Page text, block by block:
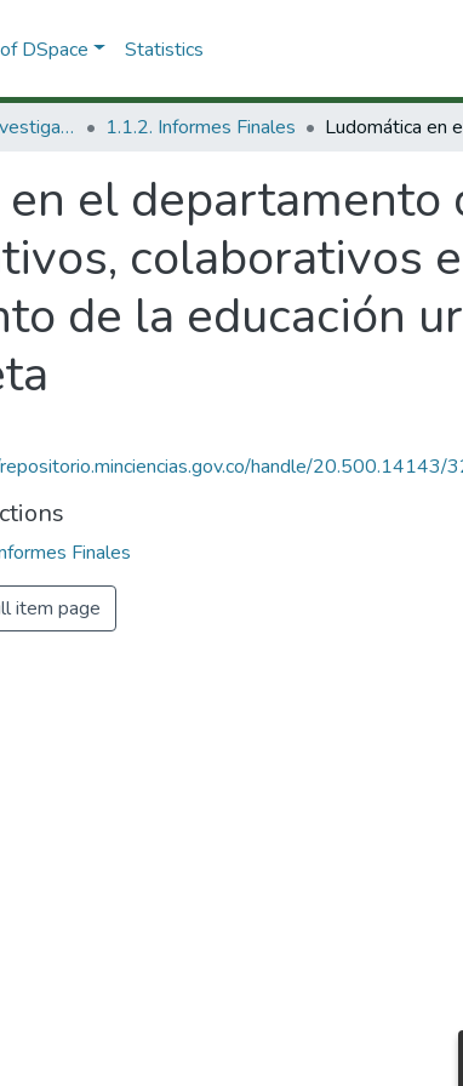
DSpace Statistics
1.1 Productos de investigación 1.1.2. Informes Finales
el departamento
colaborativos
de la educación
handle/20.500.14143/
Finales
item page